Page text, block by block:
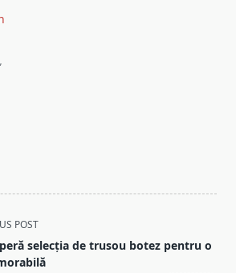
POST
selecția de trusou botez pentru o